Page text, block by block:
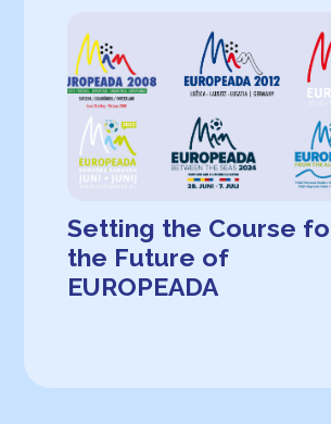
Setting the Course
the Future of
EUROPEADA